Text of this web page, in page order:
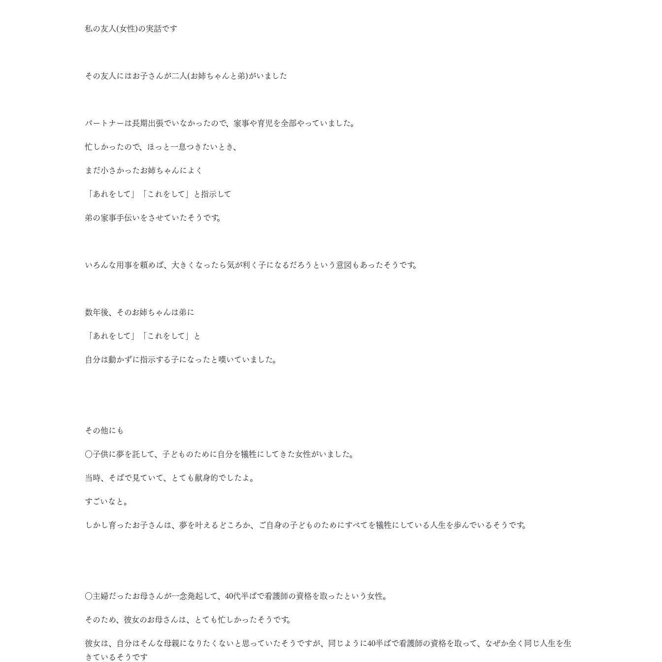
私の友人(女性)の実話です
その友人にはお子さんが二人(お姉ちゃんと弟)がいました
パートナーは長期出張でいなかったので、家事や育児を全部やっていました。
忙しかったので、ほっと一息つきたいとき、
まだ小さかったお姉ちゃんによく
「あれをして」「これをして」と指示して
弟の家事手伝いをさせていたそうです。
いろんな用事を頼めば、大きくなったら気が利く子になるだろうという意図もあったそうです。
数年後、そのお姉ちゃんは弟に
「あれをして」「これをして」と
自分は動かずに指示する子になったと嘆いていました。
その他にも
○子供に夢を託して、子どものために自分を犠牲にしてきた女性がいました。
当時、そばで見ていて、とても献身的でしたよ。
すごいなと。
しかし育ったお子さんは、夢を叶えるどころか、ご自身の子どものためにすべてを犠牲にしている人生を歩んでいるそうです。
○主婦だったお母さんが一念発起して、40代半ばで看護師の資格を取ったという女性。
そのため、彼女のお母さんは、とても忙しかったそうです。
彼女は、自分はそんな母親になりたくないと思っていたそうですが、同じように40半ばで看護師の資格を取って、なぜか全く同じ人生を生
きているそうです